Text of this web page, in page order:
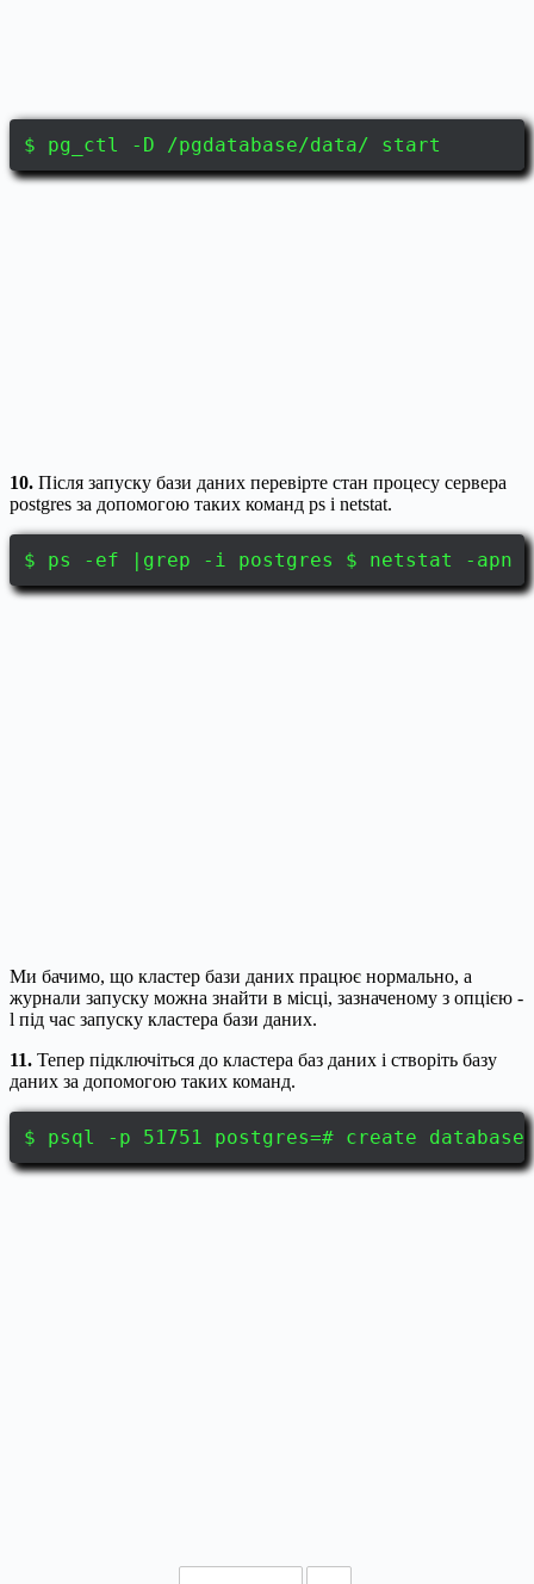
$ pg_ctl -D /pgdatabase/data/ start
10. Після запуску бази даних перевірте стан процесу сервера
postgres за допомогою таких команд ps і netstat.
$ ps -ef |grep -i postgres $ netstat -apn
Ми бачимо, що кластер бази даних працює нормально, а
журнали запуску можна знайти в місці, зазначеному з опцією -
l під час запуску кластера бази даних.
11. Тепер підключіться до кластера баз даних і створіть базу
даних за допомогою таких команд.
$ psql -p 51751 postgres=# create